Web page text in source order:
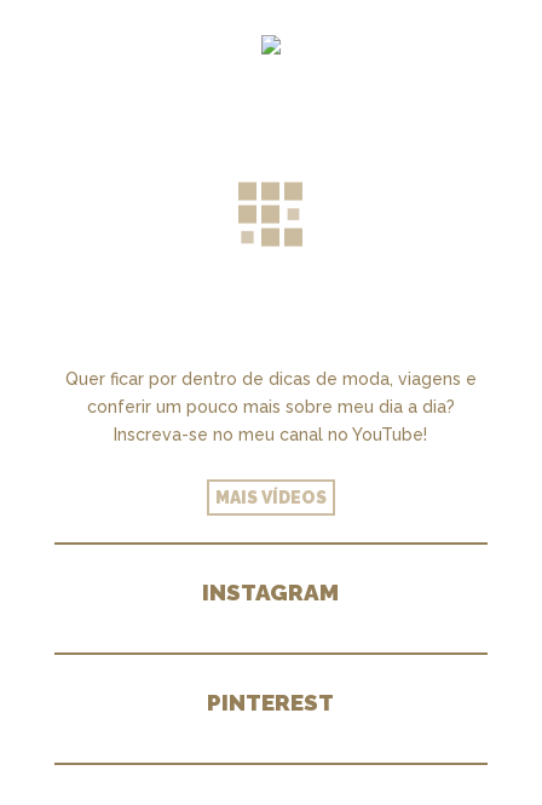
Quer ficar por dentro de dicas de moda, viagens e
conferir um pouco mais sobre meu dia a dia?
Inscreva-se no meu canal no YouTube!
MAIS VÍDEOS
INSTAGRAM
PINTEREST